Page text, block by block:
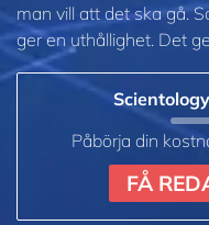
man vill att det ska gå.
ger en uthållighet. Det
Påbörja din
FÅ